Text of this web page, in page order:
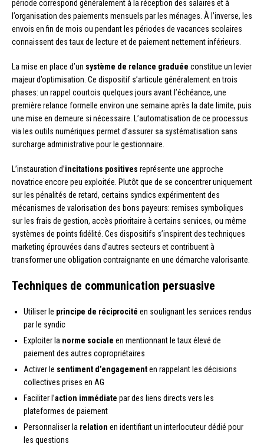
période correspond généralement à la réception des salaires et à
l’organisation des paiements mensuels par les ménages. À l’inverse, les
envois en fin de mois ou pendant les périodes de vacances scolaires
connaissent des taux de lecture et de paiement nettement inférieurs.
La mise en place d’un système de relance graduée constitue un levier
majeur d’optimisation. Ce dispositif s’articule généralement en trois
phases: un rappel courtois quelques jours avant l’échéance, une
première relance formelle environ une semaine après la date limite, puis
une mise en demeure si nécessaire. L’automatisation de ce processus
via les outils numériques permet d’assurer sa systématisation sans
surcharge administrative pour le gestionnaire.
L’instauration d’incitations positives représente une approche
novatrice encore peu exploitée. Plutôt que de se concentrer uniquement
sur les pénalités de retard, certains syndics expérimentent des
mécanismes de valorisation des bons payeurs: remises symboliques
sur les frais de gestion, accès prioritaire à certains services, ou même
systèmes de points fidélité. Ces dispositifs s’inspirent des techniques
marketing éprouvées dans d’autres secteurs et contribuent à
transformer une obligation contraignante en une démarche valorisante.
Techniques de communication persuasive
Utiliser le principe de réciprocité en soulignant les services rendus
par le syndic
Exploiter la norme sociale en mentionnant le taux élevé de
paiement des autres copropriétaires
Activer le sentiment d’engagementen rappelant les décisions
collectives prises en AG
Faciliter l’action immédiate par des liens directs vers les
plateformes de paiement
Personnaliser la relation en identifiant un interlocuteur dédié pour
les questions